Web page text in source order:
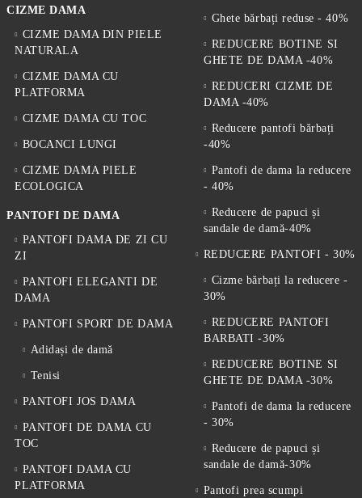
CIZME DAMA
CIZME DAMA DIN PIELE
NATURALA
CIZME DAMA CU
PLATFORMA
CIZME DAMA CU TOC
BOCANCI LUNGI
CIZME DAMA PIELE
ECOLOGICA
PANTOFI DE DAMA
PANTOFI DAMA DE ZI CU
ZI
PANTOFI ELEGANTI DE
DAMA
PANTOFI SPORT DE DAMA
Adidași de damă
Tenisi
PANTOFI JOS DAMA
PANTOFI DE DAMA CU
TOC
PANTOFI DAMA CU
PLATFORMA
Ghete bărbați reduse - 40%
REDUCERE BOTINE SI
GHETE DE DAMA -40%
REDUCERI CIZME DE
DAMA -40%
Reducere pantofi bărbați
-40%
Pantofi de dama la reducere
- 40%
Reducere de papuci și
sandale de damă-40%
REDUCERE PANTOFI - 30%
Cizme bărbați la reducere -
30%
REDUCERE PANTOFI
BARBATI -30%
REDUCERE BOTINE SI
GHETE DE DAMA -30%
Pantofi de dama la reducere
- 30%
Reducere de papuci și
sandale de damă-30%
Pantofi prea scumpi